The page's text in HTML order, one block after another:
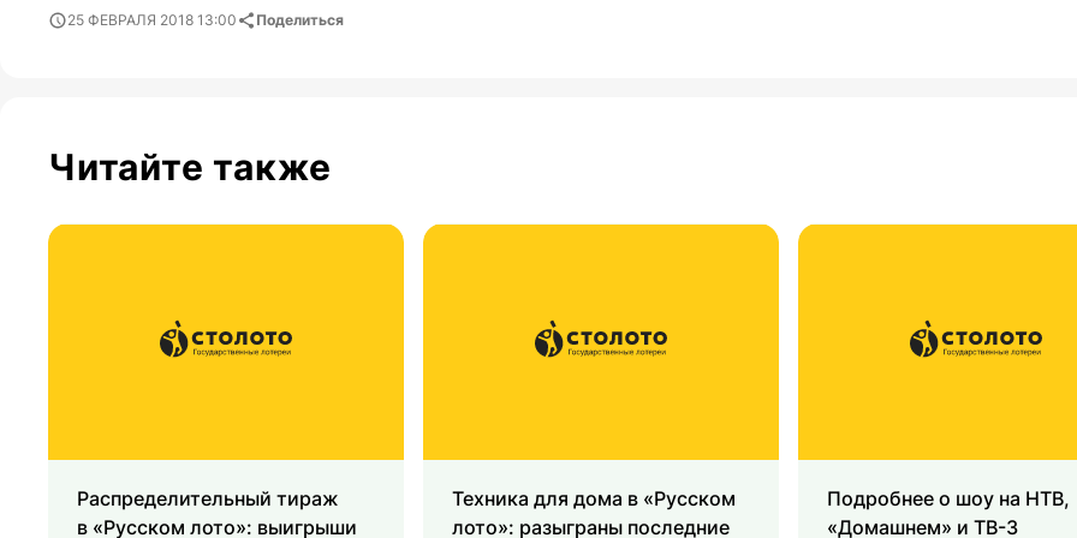
25 ФЕВРАЛЯ 2018 13:00 Поделиться
Читайте также
Распределительный тираж
в «Русском лото»: выигрыши
Техника для дома в «Русском
лото»: разыграны последние
Подробнее о шоу на НТВ,
«Домашнем» и ТВ-3